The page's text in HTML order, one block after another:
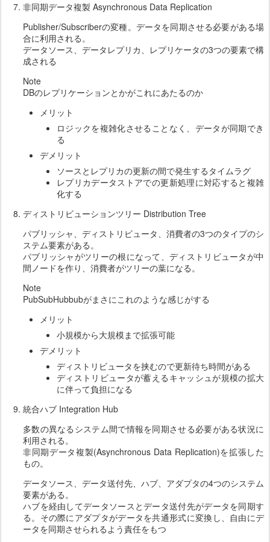
非同期データ複製 Asynchronous Data Replication
Publisher/Subscriberの変種。データを同期させる必要がある場
合に利用される。
データソース、データレプリカ、レプリケータの3つの要素で構
成される
Note
DBのレプリケーションとかがこれにあたるのか
メリット
ロジックを複雑化させることなく、データが同期でき
る
デメリット
ソースとレプリカの更新の間で発生するタイムラグ
レプリカデータストアでの更新処理に対応すると複雑
化する
ディストリビューションツリー Distribution Tree
パブリッシャ、ディストリビュータ、消費者の3つのタイプのシ
ステム要素がある。
パブリッシャがツリーの根になって、ディストリビュータが中
間ノードを作り、消費者がツリーの葉になる。
Note
PubSubHubbubがまさにこれのような感じがする
メリット
小規模から大規模まで拡張可能
デメリット
ディストリビュータを挟むので更新待ち時間がある
ディストリビュータが蓄えるキャッシュが規模の拡大
に伴って負担になる
統合ハブ Integration Hub
多数の異なるシステム間で情報を同期させる必要がある状況に
利用される。
非同期データ複製(Asynchronous Data Replication)を拡張した
もの。
データソース、データ送付先、ハブ、アダプタの4つのシステム
要素がある。
ハブを経由してデータソースとデータ送付先がデータを同期す
る。その際にアダプタがデータを共通形式に変換し、自由にデ
ータを同期させられるよう責任をもつ